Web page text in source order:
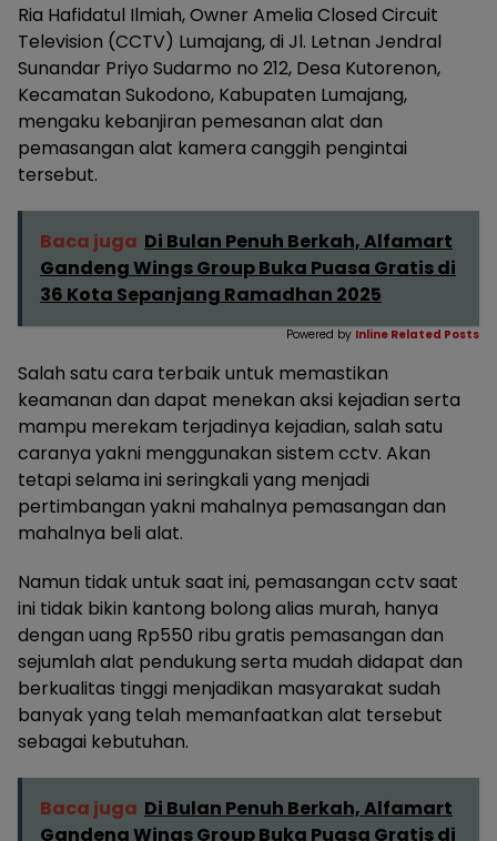
Ria Hafidatul Ilmiah, Owner Amelia Closed Circuit
Television (CCTV) Lumajang, di Jl. Letnan Jendral
Sunandar Priyo Sudarmo no 212, Desa Kutorenon,
Kecamatan Sukodono, Kabupaten Lumajang,
mengaku kebanjiran pemesanan alat dan
pemasangan alat kamera canggih pengintai
tersebut.
Baca juga Di Bulan Penuh Berkah, Alfamart
Gandeng Wings Group Buka Puasa Gratis di
36 Kota Sepanjang Ramadhan 2025
Powered by Inline Related Posts
Salah satu cara terbaik untuk memastikan
keamanan dan dapat menekan aksi kejadian serta
mampu merekam terjadinya kejadian, salah satu
caranya yakni menggunakan sistem cctv. Akan
tetapi selama ini seringkali yang menjadi
pertimbangan yakni mahalnya pemasangan dan
mahalnya beli alat.
Namun tidak untuk saat ini, pemasangan cctv saat
ini tidak bikin kantong bolong alias murah, hanya
dengan uang Rp550 ribu gratis pemasangan dan
sejumlah alat pendukung serta mudah didapat dan
berkualitas tinggi menjadikan masyarakat sudah
banyak yang telah memanfaatkan alat tersebut
sebagai kebutuhan.
Baca juga Di Bulan Penuh Berkah, Alfamart
Gandeng Wings Group Buka Puasa Gratis di